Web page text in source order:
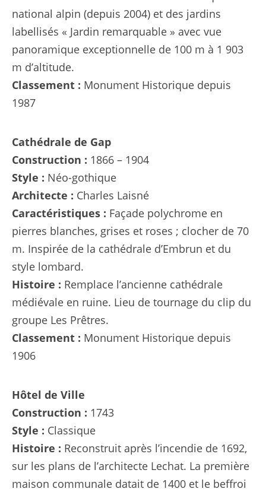
national alpin (depuis 2004) et des jardins
labellisés « Jardin remarquable » avec vue
panoramique exceptionnelle de 100 m à 1 903
m d’altitude.
Classement : Monument Historique depuis
1987
Cathédrale de Gap
Construction : 1866 – 1904
Style : Néo-gothique
Architecte : Charles Laisné
Caractéristiques : Façade polychrome en
pierres blanches, grises et roses ; clocher de 70
m. Inspirée de la cathédrale d’Embrun et du
style lombard.
Histoire : Remplace l’ancienne cathédrale
médiévale en ruine. Lieu de tournage du clip du
groupe Les Prêtres.
Classement : Monument Historique depuis
1906
Hôtel de Ville
Construction : 1743
Style : Classique
Histoire : Reconstruit après l’incendie de 1692,
sur les plans de l’architecte Lechat. La première
maison communale datait de 1400 et le beffroi